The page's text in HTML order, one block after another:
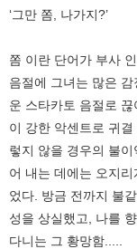
‘그만 쫌, 나가지?’
쫌 이란 단어가 부사
음절에 그녀는 많은
운 스타카토 음절로
이 강한 악센트로 귀
렇지 않을 경우의 불
어 내는 데에는 오지
었다. 방금 전까지 불
성을 상실했고, 나를
다니는 그 황망함.....